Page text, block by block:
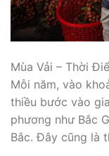
Mùa Vải – Thời
Mỗi năm, vào
thiều bước vào
phương như Bắc
Bắc. Đây cũng là